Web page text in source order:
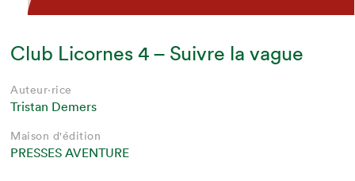
Club Licornes 4 – Suivre la vague
Auteur·rice
Tristan Demers
Maison d'édition
PRESSES AVENTURE